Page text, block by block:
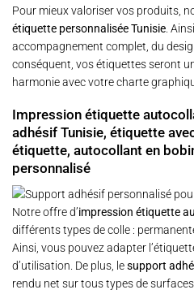
Pour mieux valoriser vos produits,
étiquette personnalisée Tunisie .
accompagnement complet, du
conséquent, vos étiquettes seront
harmonie avec votre charte
Impression étiquette
adhésif Tunisie, étiquette
étiquette, autocollant en
personnalisé
Notre offre d’impression étiquette
différents types de colle :
Ainsi, vous pouvez adapter
d’utilisation. De plus, lesupport
rendu net sur tous types de surfaces.